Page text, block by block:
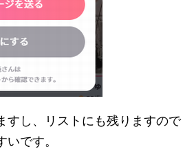
すし、リストにも残りますので
いです。